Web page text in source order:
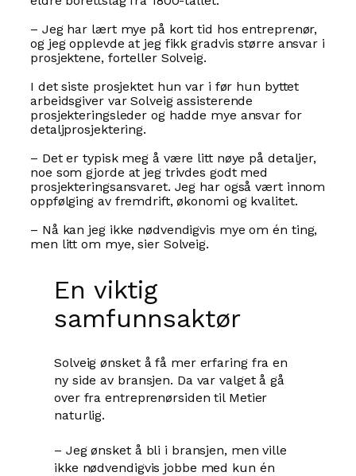
– Jeg har lært mye på kort tid hos entreprenør,
og jeg opplevde at jeg fikk gradvis større ansvar i
prosjektene, forteller Solveig.
I det siste prosjektet hun var i før hun byttet
arbeidsgiver var Solveig assisterende
prosjekteringsleder og hadde mye ansvar for
detaljprosjektering.
– Det er typisk meg å være litt nøye på detaljer,
noe som gjorde at jeg trivdes godt med
prosjekteringsansvaret. Jeg har også vært innom
oppfølging av fremdrift, økonomi og kvalitet.
– Nå kan jeg ikke nødvendigvis mye om én ting,
men litt om mye, sier Solveig.
En viktig
samfunnsaktør
Solveig ønsket å få mer erfaring fra en
ny side av bransjen. Da var valget å gå
over fra entreprenørsiden til Metier
naturlig.
– Jeg ønsket å bli i bransjen, men ville
ikke nødvendigvis jobbe med kun én